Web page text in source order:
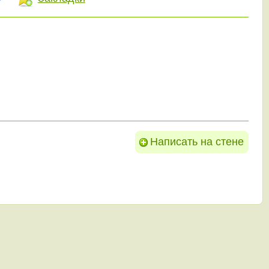
Написать на стене